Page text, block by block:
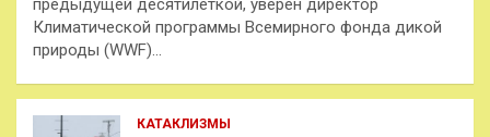
предыдущей десятилеткой, уверен директор
Климатической программы Всемирного фонда дикой
природы (WWF)…
КАТАКЛИЗМЫ